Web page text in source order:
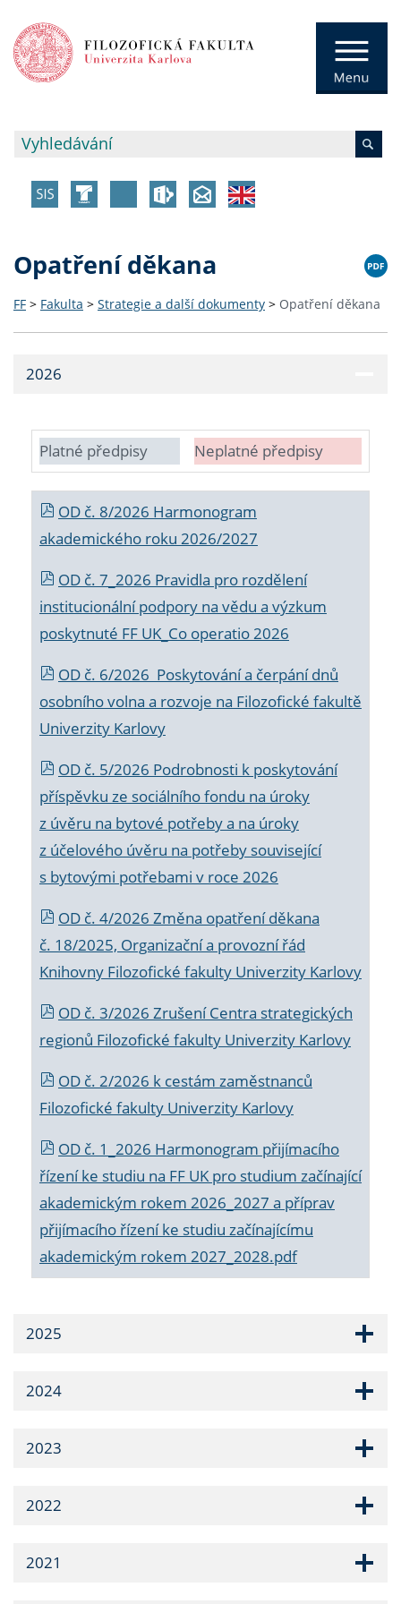
Opatření děkana
FF > Fakulta > Strategie a další dokumenty > Opatření děkana
2026
Platné předpisy Neplatné předpisy
OD č. 8/2026 Harmonogram
akademického roku 2026/2027
OD č. 7_2026 Pravidla pro rozdělení
institucionální podpory na vědu a výzkum
poskytnuté FF UK_Co operatio 2026
OD č. 6/2026 Poskytování a čerpání dnů
osobního volna a rozvoje na Filozofické fakultě
Univerzity Karlovy
OD č. 5/2026 Podrobnosti k poskytování
příspěvku ze sociálního fondu na úroky
z úvěru na bytové potřeby a na úroky
z účelového úvěru na potřeby související
s bytovými potřebami v roce 2026
OD č. 4/2026 Změna opatření děkana
č. 18/2025, Organizační a provozní řád
Knihovny Filozofické fakulty Univerzity Karlovy
OD č. 3/2026 Zrušení Centra strategických
regionů Filozofické fakulty Univerzity Karlovy
OD č. 2/2026 k cestám zaměstnanců
Filozofické fakulty Univerzity Karlovy
OD č. 1_2026 Harmonogram přijímacího
řízení ke studiu na FF UK pro studium začínající
akademickým rokem 2026_2027 a příprav
přijímacího řízení ke studiu začínajícímu
akademickým rokem 2027_2028.pdf
2025
2024
2023
2022
2021